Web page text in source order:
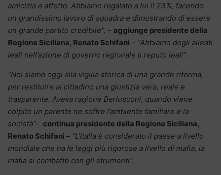
amicizia e affetto. Abbiamo regalato a lui il 23%, facendo
un grandissimo lavoro di squadra e dimostrando di essere
un grande partito credibile”, – aggiunge presidente della
Regione Siciliana, Renato Schifani – “Abbiamo degli alleati
leali nell’azione di governo regionale li reputo leali”.
“Noi siamo oggi alla vigilia storica di una grande riforma,
per restituire al cittadino una giustizia vera, reale e
trasparente. Aveva ragione Berlusconi, quando viene
colpito un parente ne soffre l’ambiente familiare e la
società”- continua presidente della Regione Siciliana,
Renato Schifani – “L’Italia è considerato il paese a livello
mondiale che ha le leggi più rigorose a livello di mafia, la
mafia si combatte con gli strumenti”.